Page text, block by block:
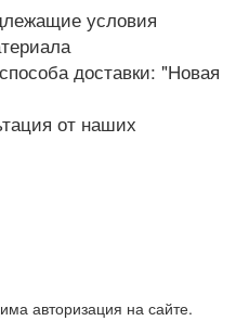
условия
доставки: "Новая
от наших
авторизация на сайте.